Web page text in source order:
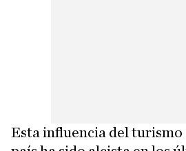
Esta influencia del turismo